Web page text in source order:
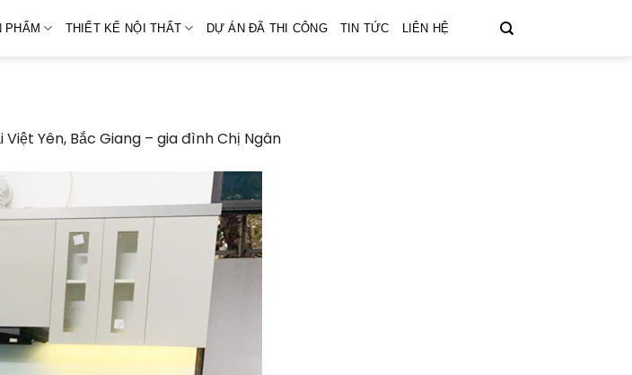
PHẨM THIẾT KẾ NỘI THẤT DỰ ÁN ĐÃ THI CÔNG TIN TỨC LIÊN HỆ
Yên, Bắc Giang – gia đình Chị Ngân